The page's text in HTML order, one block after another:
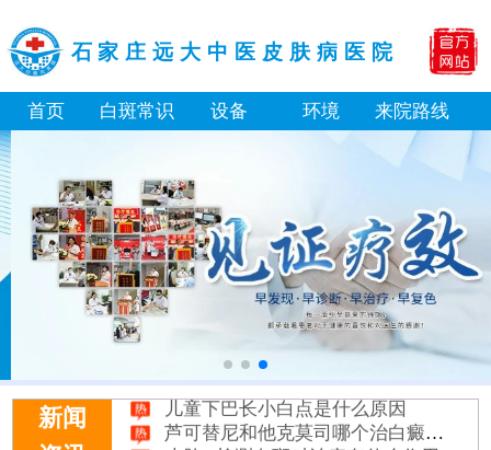
石家庄远大中医皮肤病医院
首页 白斑常识 设备 环境 来院路线
新闻
淘宝购买的伍德灯检查白斑准确吗
大面积白斑做全身仓光疗怎么样
美国进口308激光照白癜风一个光斑大概费用多少
小孩膝盖上有白色的点点摸着光滑怎么回事
补骨脂泡酒真能治白癜风吗 有没有副作用
伍德灯下白斑比肉眼看到的更大正常吗
儿童下巴长小白点是什么原因
芦可替尼和他克莫司哪个治白癜风好
皮肤ct检测白斑对治疗有什么作用